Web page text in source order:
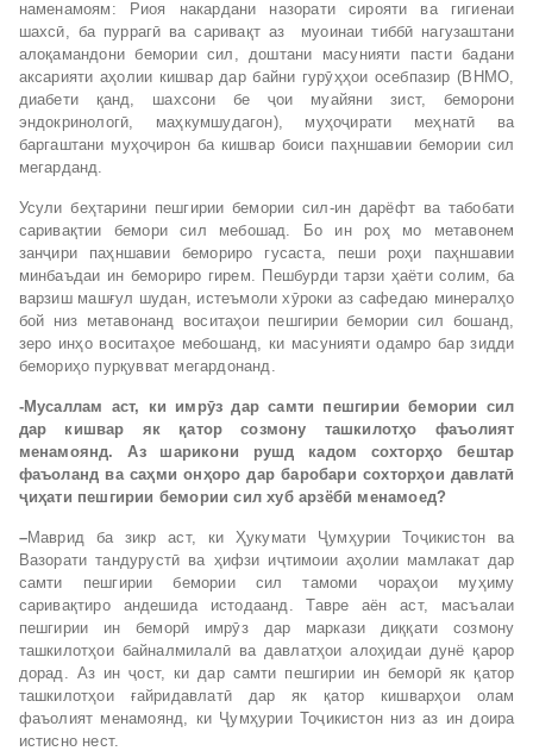
наменамоям: Риоя накардани назорати сирояти ва гигиенаи
шахсӣ, ба пуррагӣ ва саривақт аз муоинаи тиббӣ нагузаштани
алоқамандони бемории сил, доштани масунияти пасти бадани
аксарияти аҳолии кишвар дар байни гурӯҳҳои осебпазир (ВНМО,
диабети қанд, шахсони бе ҷои муайяни зист, беморони
эндокринологӣ, маҳкумшудагон), муҳоҷирати меҳнатӣ ва
баргаштани муҳоҷирон ба кишвар боиси паҳншавии бемории сил
мегарданд.
Усули беҳтарини пешгирии бемории сил-ин дарёфт ва табобати
саривақтии бемори сил мебошад. Бо ин роҳ мо метавонем
занҷири паҳншавии бемориро гусаста, пеши роҳи паҳншавии
минбаъдаи ин бемориро гирем. Пешбурди тарзи ҳаёти солим, ба
варзиш машғул шудан, истеъмоли хӯроки аз сафедаю минералҳо
бой низ метавонанд воситаҳои пешгирии бемории сил бошанд,
зеро инҳо воситаҳое мебошанд, ки масунияти одамро бар зидди
бемориҳо пурқувват мегардонанд.
-Мусаллам аст, ки имрӯз дар самти пешгирии бемории сил
дар кишвар як қатор созмону ташкилотҳо фаъолият
менамоянд. Аз шарикони рушд кадом сохторҳо бештар
фаъоланд ва саҳми онҳоро дар баробари сохторҳои давлатӣ
ҷиҳати пешгирии бемории сил хуб арзёбӣ менамоед?
–Маврид ба зикр аст, ки Ҳукумати Ҷумҳурии Тоҷикистон ва
Вазорати тандурустӣ ва ҳифзи иҷтимоии аҳолии мамлакат дар
самти пешгирии бемории сил тамоми чораҳои муҳиму
саривақтиро андешида истодаанд. Тавре аён аст, масъалаи
пешгирии ин беморӣ имрӯз дар маркази диққати созмону
ташкилотҳои байналмилалӣ ва давлатҳои алоҳидаи дунё қарор
дорад. Аз ин ҷост, ки дар самти пешгирии ин беморӣ як қатор
ташкилотҳои ғайридавлатӣ дар як қатор кишварҳои олам
фаъолият менамоянд, ки Ҷумҳурии Тоҷикистон низ аз ин доира
истисно нест.